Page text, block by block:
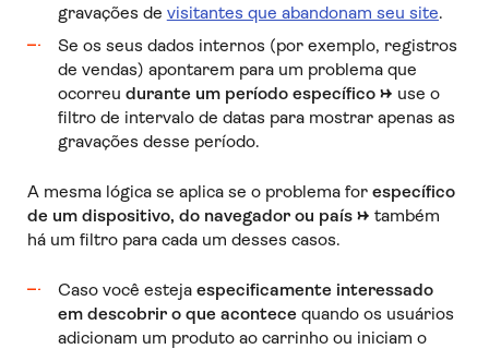
gravações de visitantes que abandonam seu site.
Se os seus dados internos (por exemplo, registros
de vendas) apontarem para um problema que
ocorreu durante um período específico → use o
filtro de intervalo de datas para mostrar apenas as
gravações desse período.
A mesma lógica se aplica se o problema for específico
de um dispositivo, do navegador ou país → também
há um filtro para cada um desses casos.
Caso você esteja especificamente interessado
em descobrir o que acontecequando os usuários
adicionam um produto ao carrinho ou iniciam o